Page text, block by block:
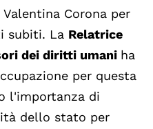
Corona per
subiti. La Relatrice
dei diritti umani ha
per questa
l'importanza di
dello stato per